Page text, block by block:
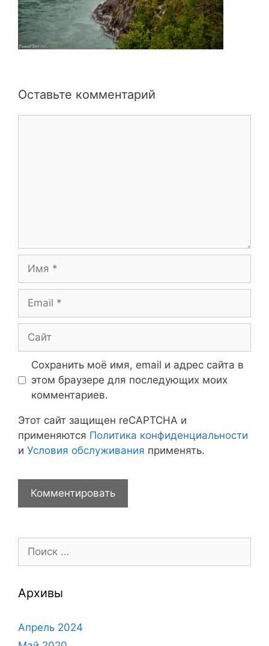
Оставьте комментарий
Сохранить моё имя, email и адрес сайта в
этом браузере для последующих моих
комментариев.
Этот сайт защищен reCAPTCHA и
применяются Политика конфиденциальности
и Условия обслуживания применять.
Архивы
Апрель 2024